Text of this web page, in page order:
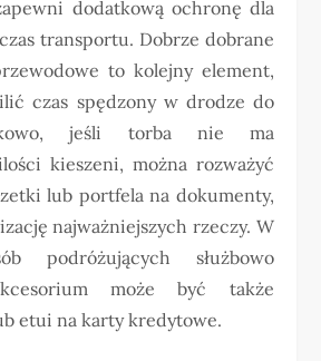
dodatkową ochronę dla
transportu. Dobrze dobrane
to kolejny element,
czas spędzony w drodze do
jeśli torba nie ma
kieszeni, można rozważyć
lub portfela na dokumenty,
najważniejszych rzeczy. W
podróżujących służbowo
może być także
etui na karty kredytowe.